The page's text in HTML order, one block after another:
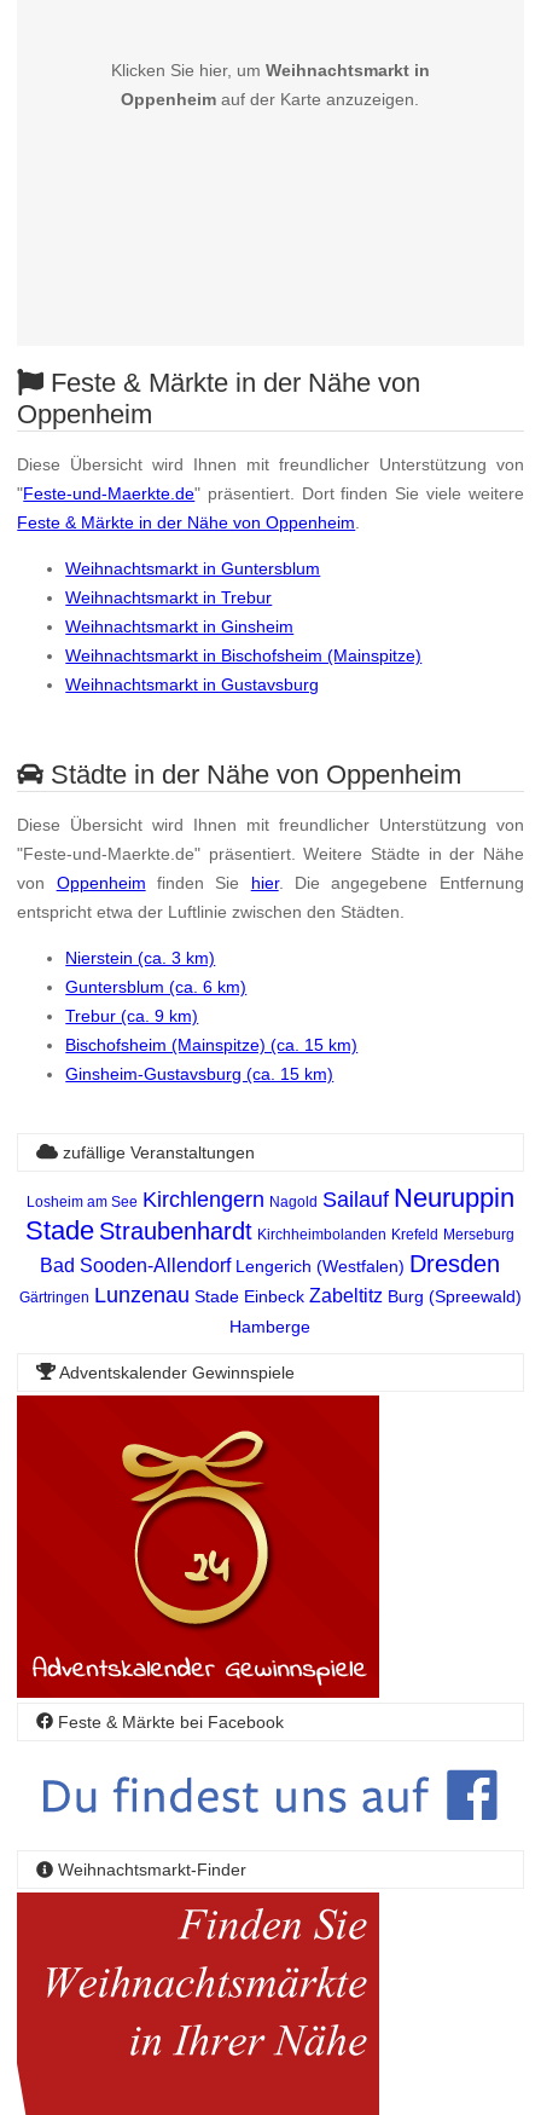
Klicken Sie hier, um Weihnachtsmarkt in
Oppenheim auf der Karte anzuzeigen.
Feste & Märkte in der Nähe von
Oppenheim
Diese Übersicht wird Ihnen mit freundlicher Unterstützung von
"Feste-und-Maerkte.de" präsentiert. Dort finden Sie viele weitere
Feste & Märkte in der Nähe von Oppenheim
Weihnachtsmarkt in Guntersblum
Weihnachtsmarkt in Trebur
Weihnachtsmarkt in Ginsheim
Weihnachtsmarkt in Bischofsheim (Mainspitze)
Weihnachtsmarkt in Gustavsburg
Städte in der Nähe von Oppenheim
Diese Übersicht wird Ihnen mit freundlicher Unterstützung von
"Feste-und-Maerkte.de" präsentiert. Weitere Städte in der Nähe
von Oppenheim finden Sie hier. Die angegebene Entfernung
entspricht etwa der Luftlinie zwischen den Städten.
Nierstein (ca. 3 km)
Guntersblum (ca. 6 km)
Trebur (ca. 9 km)
Bischofsheim (Mainspitze) (ca. 15 km)
Ginsheim-Gustavsburg (ca. 15 km)
zufällige Veranstaltungen
Losheim am See Kirchlengern Nagold Sailauf Neuruppin
Stade Straubenhardt Kirchheimbolanden Krefeld Merseburg
Bad Sooden-Allendorf Lengerich (Westfalen) Dresden
Gärtringen Lunzenau Stade Einbeck Zabeltitz Burg (Spreewald)
Hamberge
Adventskalender Gewinnspiele
Feste & Märkte bei Facebook
Weihnachtsmarkt-Finder